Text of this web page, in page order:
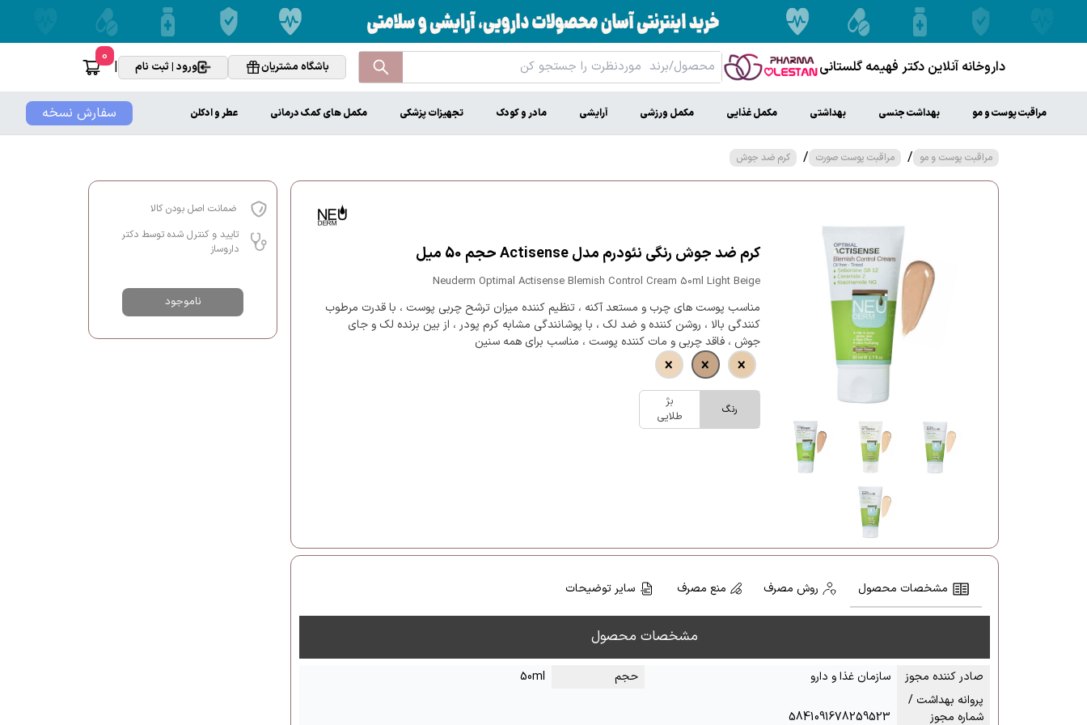
داروخانه آنلاین دکتر فهیمه گلستانی باشگاه مشتریان ورود | ثبت نام |
0
سفارش نسخه مراقبت پوست و مو بهداشت جنسی بهداشتی مکمل غذایی مکمل ورزشی آرایشی مادر و کودک تجهیزات پزشکی مکمل های کمک درمانی عطر و ادکلن
مراقبت پوست و مو / مراقبت پوست صورت / کرم ضد جوش
کرم ضد جوش رنگی نئودرم مدل Actisense حجم 50 میل
Neuderm Optimal Actisense Blemish Control Cream 50ml Light Beige
مناسب پوست های چرب و مستعد آکنه ، تنظیم کننده میزان ترشح چربی پوست ، با قدرت مرطوب
کنندگی بالا ، روشن کننده و ضد لک ، با پوشانندگی مشابه کرم پودر ، از بین برنده لک و جای
جوش ، فاقد چربی و مات کننده پوست ، مناسب برای همه سنین
رنگ
بژ
طلایی
مشخصات محصول روش مصرف منع مصرف سایر توضیحات
مشخصات محصول
صادر کننده مجوز سازمان غذا و دارو حجم
50ml
پروانه بهداشت /
شماره مجوز
5841091678259523
ضمانت اصل بودن کالا
تایید و کنترل شده توسط دکتر
داروساز
ناموجود